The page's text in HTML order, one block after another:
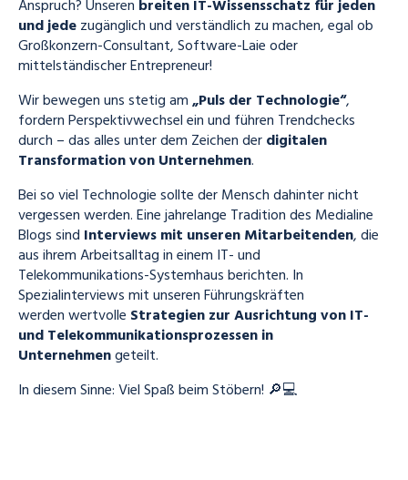
Anspruch? Unseren breiten IT-Wissensschatz für jeden
und jedezugänglich und verständlich zu machen, egal ob
Großkonzern-Consultant, Software-Laie oder
mittelständischer Entrepreneur!
Wir bewegen uns stetig am„Puls der Technologie“,
fordern Perspektivwechsel ein und führen Trendchecks
durch – das alles unter dem Zeichen derdigitalen
Transformation von Unternehmen.
Bei so viel Technologie sollte der Mensch dahinter nicht
vergessen werden. Eine jahrelange Tradition des Medialine
Blogs sind Interviews mit unseren Mitarbeitenden, die
aus ihrem Arbeitsalltag in einem IT- und
Telekommunikations-Systemhaus berichten. In
Spezialinterviews mit unseren Führungskräften
werdenwertvolle Strategien zur Ausrichtung von IT-
und Telekommunikationsprozessen in
Unternehmengeteilt.
In diesem Sinne: Viel Spaß beim Stöbern! 🔎💻